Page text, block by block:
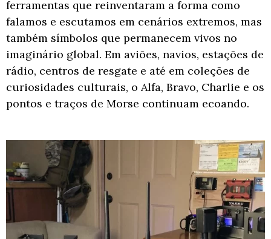
ferramentas que reinventaram a forma como
falamos e escutamos em cenários extremos, mas
também símbolos que permanecem vivos no
imaginário global. Em aviões, navios, estações de
rádio, centros de resgate e até em coleções de
curiosidades culturais, o Alfa, Bravo, Charlie e os
pontos e traços de Morse continuam ecoando.